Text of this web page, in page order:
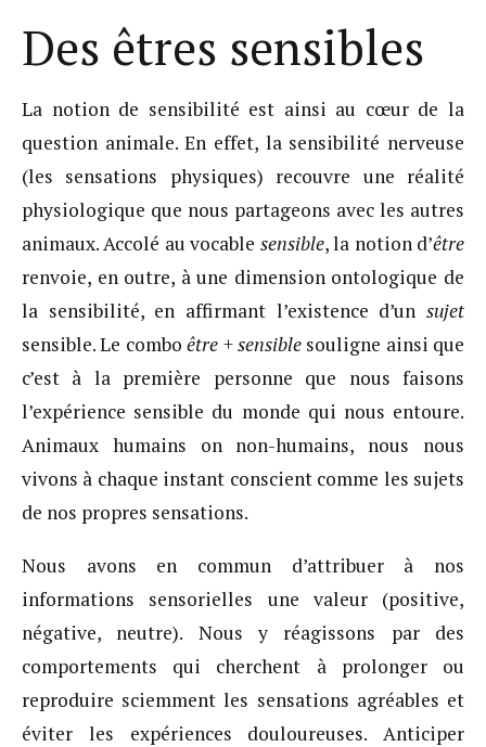
Des êtres sensibles
La notion de sensibilité est ainsi au cœur de la
question animale. En effet, la sensibilité nerveuse
(les sensations physiques) recouvre une réalité
physiologique que nous partageons avec les autres
animaux. Accolé au vocable sensible, la notion d’être
renvoie, en outre, à une dimension ontologique de
la sensibilité, en affirmant l’existence d’un sujet
sensible. Le comboêtre +sensiblesouligne ainsi que
c’est à la première personne que nous faisons
l’expérience sensible du monde qui nous entoure.
Animaux humains on non-humains, nous nous
vivons à chaque instant conscient comme les sujets
de nos propres sensations.
Nous avons en commun d’attribuer à nos
informations sensorielles une valeur (positive,
négative, neutre). Nous y réagissons par des
comportements qui cherchent à prolonger ou
reproduire sciemment les sensations agréables et
éviter les expériences douloureuses. Anticiper